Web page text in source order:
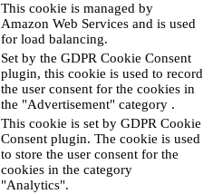
This cookie is managed by
Amazon Web Services and is used
for load balancing.
Set by the GDPR Cookie Consent
plugin, this cookie is used to record
the user consent for the cookies in
the "Advertisement" category .
This cookie is set by GDPR Cookie
Consent plugin. The cookie is used
to store the user consent for the
cookies in the category
"Analytics".